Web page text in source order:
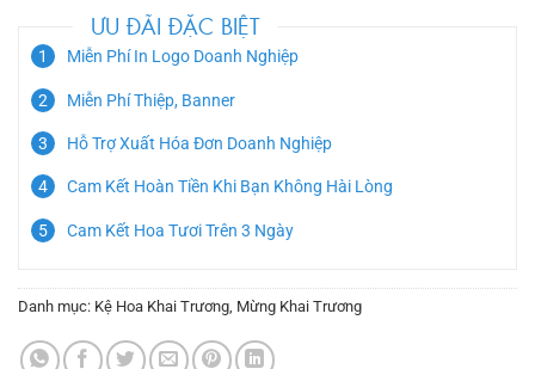
ƯU ĐÃI ĐẶC BIỆT
Miễn Phí In Logo Doanh Nghiệp
Miễn Phí Thiệp, Banner
Hỗ Trợ Xuất Hóa Đơn Doanh Nghiệp
Cam Kết Hoàn Tiền Khi Bạn Không Hài Lòng
Cam Kết Hoa Tươi Trên 3 Ngày
Danh mục: Kệ Hoa Khai Trương, Mừng Khai Trương